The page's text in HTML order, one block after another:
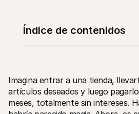
Imagina entrar a una tienda,
artículos deseados y luego
meses, totalmente sin intereses.
Índice de contenidos